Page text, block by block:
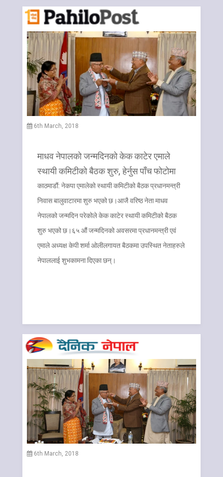
6th March, 2018
माधव नेपालको जन्मदिनको केक काटेर एमाले
स्थायी कमिटीको बैठक शुरु, हेर्नुस पाँच फोटोमा
काठमाडौं: नेकपा एमालेको स्थायी कमिटीको बैठक प्रधानमन्त्री
निवास बालुवाटारमा शुरु भएको छ।आजै वरिष्ठ नेता माधव
नेपालको जन्मदिन परेकोले केक काटेर स्थायी कमिटीको बैठक
शुरु भएको छ।६५ ‌औं जन्मदिनको अवसरमा प्रधानमन्त्री एवं
एमाले अध्यक्ष केपी शर्मा ओलीलगायत बैठकमा उपस्थित नेताहरुले
नेपाललाई शुभकामना दिएका छन्।
6th March, 2018